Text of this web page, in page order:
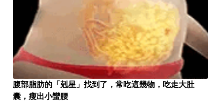
腹部脂肪的「剋星」找到了，常吃這幾物，吃走大肚
囊，瘦出小蠻腰